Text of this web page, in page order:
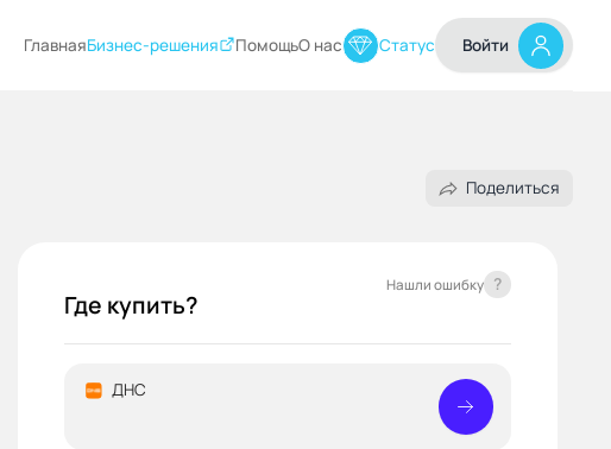
ГлавнаяБизнес-решения ПомощьО нас Статус Войти
Поделиться
Где купить?
Нашли ошибку ?
ДНС